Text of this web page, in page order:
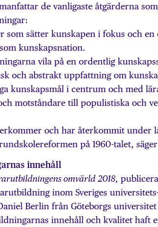
de vanligaste åtgärderna
som sätter kunskapen i fokus och
kunskapsnation.
vila på en ordentlig
och abstrakt uppfattning om
kunskapsmål i centrum och med
motståndare till populistiska och
och har återkommit under
på 1960-talet,
innehåll
omvärld 2018,
inom Sveriges
Berlin från Göteborgs
innehåll och kvalitet haft